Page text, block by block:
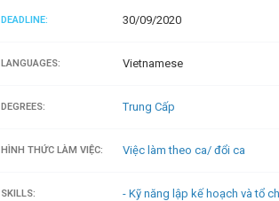
DEADLINE: 30/09/2020
LANGUAGES: Vietnamese
DEGREES: Trung Cấp
HÌNH THỨC LÀM VIỆC: Việc làm theo ca/ đổi ca
SKILLS:
- Kỹ năng lập kế hoạch và tổ